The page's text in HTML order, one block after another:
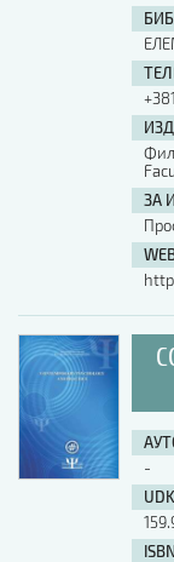
ЗА
-
UDK
ISBN